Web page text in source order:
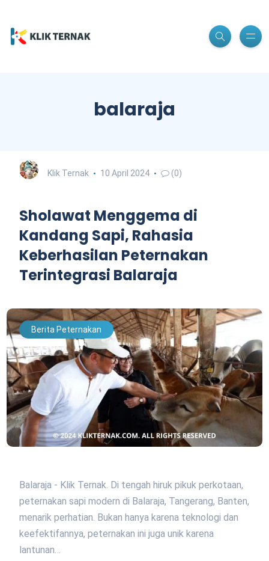
balaraja
Klik Ternak 10 April 2024 (0)
Sholawat Menggema di
Kandang Sapi, Rahasia
Keberhasilan Peternakan
Terintegrasi Balaraja
Berita Peternakan
Balaraja - Klik Ternak. Di tengah hiruk pikuk perkotaan,
peternakan sapi modern di Balaraja, Tangerang, Banten,
menarik perhatian. Bukan hanya karena teknologi dan
keefektifannya, peternakan ini juga unik karena
lantunan…